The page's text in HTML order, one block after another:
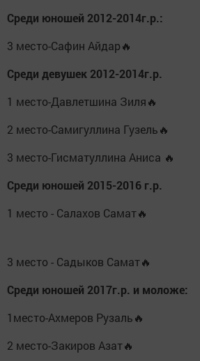
Среди юношей 2012-2014г.р.:
3 место-Сафин Айдар🔥
Среди девушек 2012-2014г.р.
1 место-Давлетшина Зиля🔥
2 место-Самигуллина Гузель🔥
3 место-Гисматуллина Аниса 🔥
Среди юношей 2015-2016 г.р.
1 место - Салахов Самат🔥
3 место - Садыков Самат🔥
Среди юношей 2017г.р. и моложе:
1место-Ахмеров Рузаль🔥
2 место-Закиров Азат🔥